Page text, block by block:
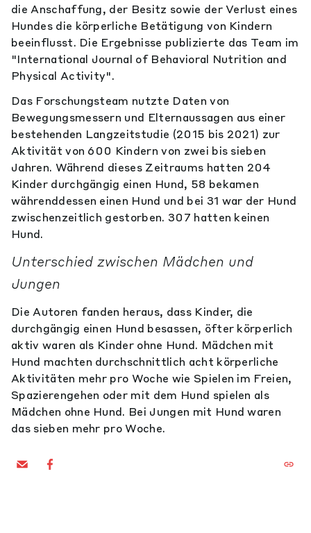
die Anschaffung, der Besitz sowie der Verlust eines
Hundes die körperliche Betätigung von Kindern
beeinflusst. Die Ergebnisse publizierte das Team im
"International Journal of Behavioral Nutrition and
Physical Activity".
Das Forschungsteam nutzte Daten von
Bewegungsmessern und Elternaussagen aus einer
bestehenden Langzeitstudie (2015 bis 2021) zur
Aktivität von 600 Kindern von zwei bis sieben
Jahren. Während dieses Zeitraums hatten 204
Kinder durchgängig einen Hund, 58 bekamen
währenddessen einen Hund und bei 31 war der Hund
zwischenzeitlich gestorben. 307 hatten keinen
Hund.
Unterschied zwischen Mädchen und
Jungen
Die Autoren fanden heraus, dass Kinder, die
durchgängig einen Hund besassen, öfter körperlich
aktiv waren als Kinder ohne Hund. Mädchen mit
Hund machten durchschnittlich acht körperliche
Aktivitäten mehr pro Woche wie Spielen im Freien,
Spazierengehen oder mit dem Hund spielen als
Mädchen ohne Hund. Bei Jungen mit Hund waren
das sieben mehr pro Woche.